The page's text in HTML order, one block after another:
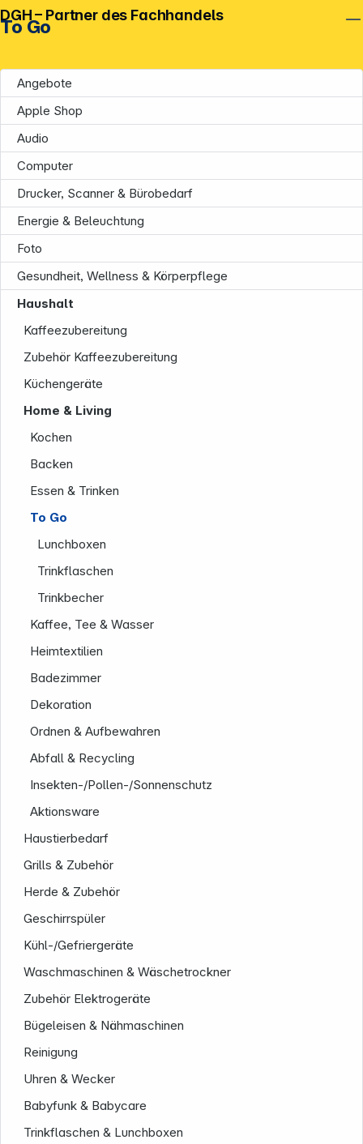
To Go
Angebote
Apple Shop
Audio
Computer
Drucker, Scanner & Bürobedarf
Energie & Beleuchtung
Foto
Gesundheit, Wellness & Körperpflege
Haushalt
Kaffeezubereitung
Zubehör Kaffeezubereitung
Küchengeräte
Home & Living
Kochen
Backen
Essen & Trinken
To Go
Lunchboxen
Trinkflaschen
Trinkbecher
Kaffee, Tee & Wasser
Heimtextilien
Badezimmer
Dekoration
Ordnen & Aufbewahren
Abfall & Recycling
Insekten-/Pollen-/Sonnenschutz
Aktionsware
Haustierbedarf
Grills & Zubehör
Herde & Zubehör
Geschirrspüler
Kühl-/Gefriergeräte
Waschmaschinen & Wäschetrockner
Zubehör Elektrogeräte
Bügeleisen & Nähmaschinen
Reinigung
Uhren & Wecker
Babyfunk & Babycare
Trinkflaschen & Lunchboxen
DGH – Partner des Fachhandels
Informationen